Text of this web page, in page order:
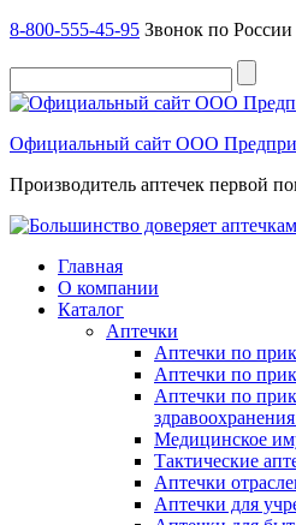
8-800-555-45-95 Звонок по
Официальный сайт ООО
Производитель аптечек первой
Главная
О компании
Каталог
Аптечки
Аптечки по
Аптечки по
Аптечки по
Медицинское
Тактические
Аптечки
Аптечки для